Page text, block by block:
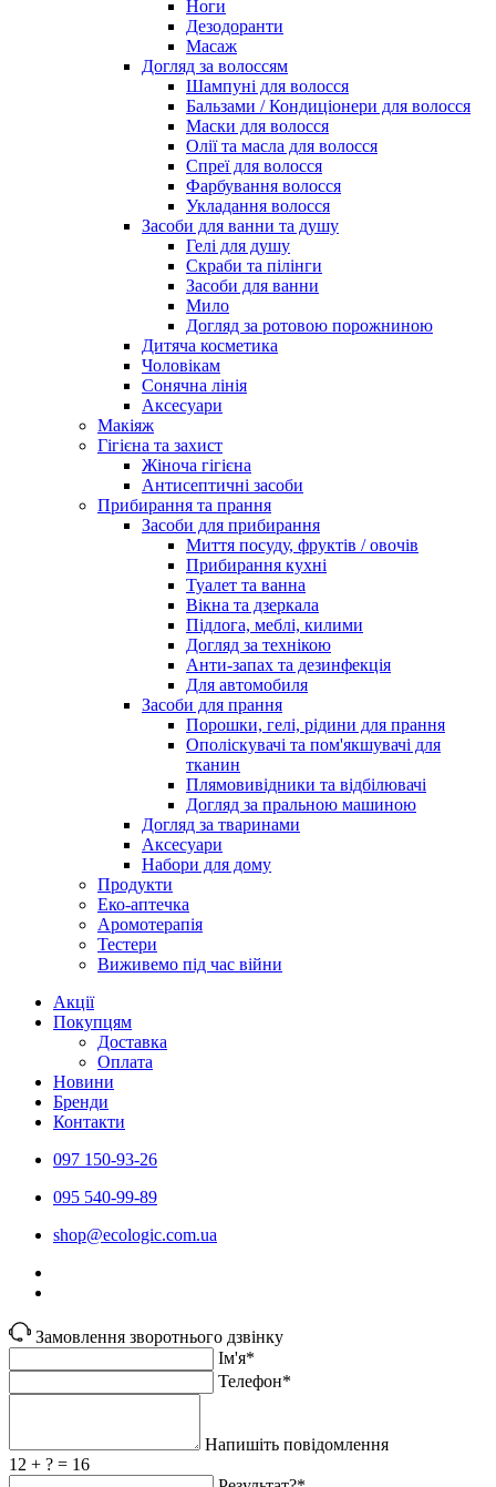
Ноги
Дезодоранти
Масаж
Догляд за волоссям
Шампуні для волосся
Бальзами / Кондиціонери для волосся
Маски для волосся
Олії та масла для волосся
Спреї для волосся
Фарбування волосся
Укладання волосся
Засоби для ванни та душу
Гелі для душу
Скраби та пілінги
Засоби для ванни
Мило
Догляд за ротовою порожниною
Дитяча косметика
Чоловікам
Сонячна лінія
Аксесуари
Макіяж
Гігієна та захист
Жіноча гігієна
Антисептичні засоби
Прибирання та прання
Засоби для прибирання
Миття посуду, фруктів / овочів
Прибирання кухні
Туалет та ванна
Вікна та дзеркала
Підлога, меблі, килими
Догляд за технікою
Анти-запах та дезинфекція
Для автомобиля
Засоби для прання
Порошки, гелі, рідини для прання
Ополіскувачі та пом'якшувачі для
тканин
Плямовивідники та відбілювачі
Догляд за пральною машиною
Догляд за тваринами
Аксесуари
Набори для дому
Продукти
Еко-аптечка
Аромотерапія
Тестери
Виживемо під час війни
Акції
Покупцям
Доставка
Оплата
Новини
Бренди
Контакти
097 150-93-26
095 540-99-89
shoр@ecologic.com.ua
Замовлення зворотнього дзвінку
Ім'я*
Телефон*
Напишіть повідомлення
12 + ? = 16